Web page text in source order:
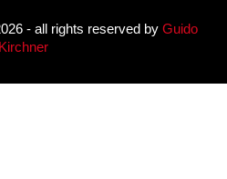
- all rights reserved by Guido
Kirchner